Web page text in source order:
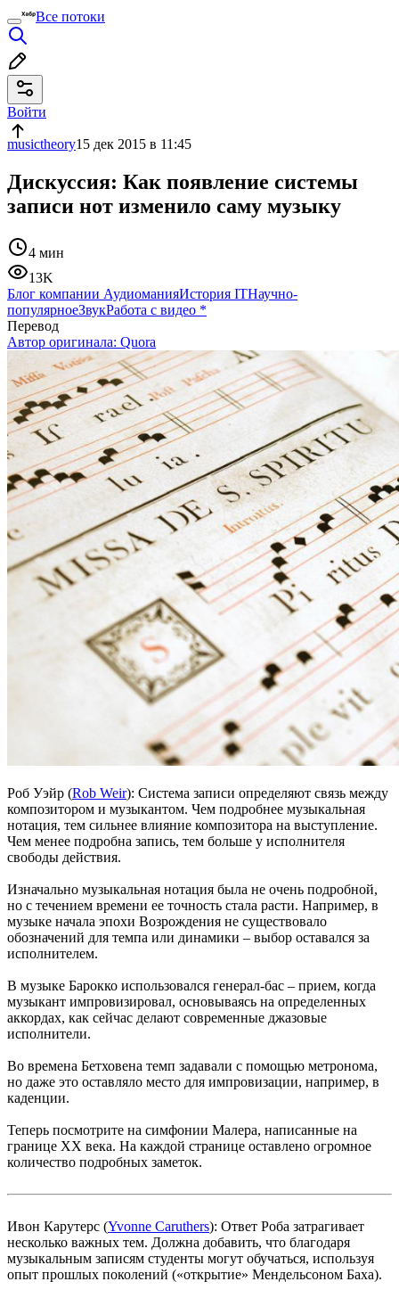
Все потоки
Войти
musictheory15 дек 2015 в 11:45
Дискуссия: Как появление системы
записи нот изменило саму музыку
4 мин
13K
Блог компании АудиоманияИстория ITНаучно-
популярноеЗвукРабота с видео *
Перевод
Автор оригинала: Quora
Роб Уэйр (Rob Weir): Система записи определяют связь между
композитором и музыкантом. Чем подробнее музыкальная
нотация, тем сильнее влияние композитора на выступление.
Чем менее подробна запись, тем больше у исполнителя
свободы действия.
Изначально музыкальная нотация была не очень подробной,
но с течением времени ее точность стала расти. Например, в
музыке начала эпохи Возрождения не существовало
обозначений для темпа или динамики – выбор оставался за
исполнителем.
В музыке Барокко использовался генерал-бас – прием, когда
музыкант импровизировал, основываясь на определенных
аккордах, как сейчас делают современные джазовые
исполнители.
Во времена Бетховена темп задавали с помощью метронома,
но даже это оставляло место для импровизации, например, в
каденции.
Теперь посмотрите на симфонии Малера, написанные на
границе XX века. На каждой странице оставлено огромное
количество подробных заметок.
Ивон Карутерс (Yvonne Caruthers): Ответ Роба затрагивает
несколько важных тем. Должна добавить, что благодаря
музыкальным записям студенты могут обучаться, используя
опыт прошлых поколений («открытие» Мендельсоном Баха).